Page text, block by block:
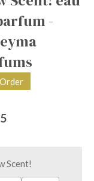
-
Scent!